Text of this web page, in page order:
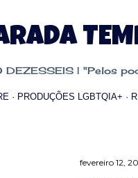
DEZESSEIS | "Pelos
PRODUÇÕES LGBTQIA+
fevereiro 12,